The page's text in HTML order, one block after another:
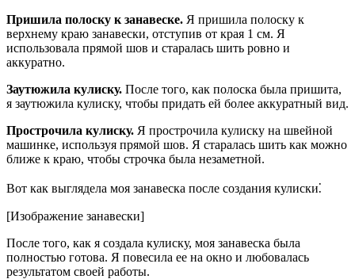
Пришила полоску к занавеске. Я пришила полоску к
верхнему краю занавески, отступив от края 1 см. Я
использовала прямой шов и старалась шить ровно и
аккуратно.
Заутюжила кулиску. После того, как полоска была пришита,
я заутюжила кулиску, чтобы придать ей более аккуратный вид.
Прострочила кулиску. Я прострочила кулиску на швейной
машинке, используя прямой шов. Я старалась шить как можно
ближе к краю, чтобы строчка была незаметной.
Вот как выглядела моя занавеска после создания кулиски⁚
[Изображение занавески]
После того, как я создала кулиску, моя занавеска была
полностью готова. Я повесила ее на окно и любовалась
результатом своей работы.